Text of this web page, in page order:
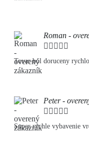
Roman -
    
Tovar bol doruceny rychlo
Peter -
    
Super rýchle vybavenie